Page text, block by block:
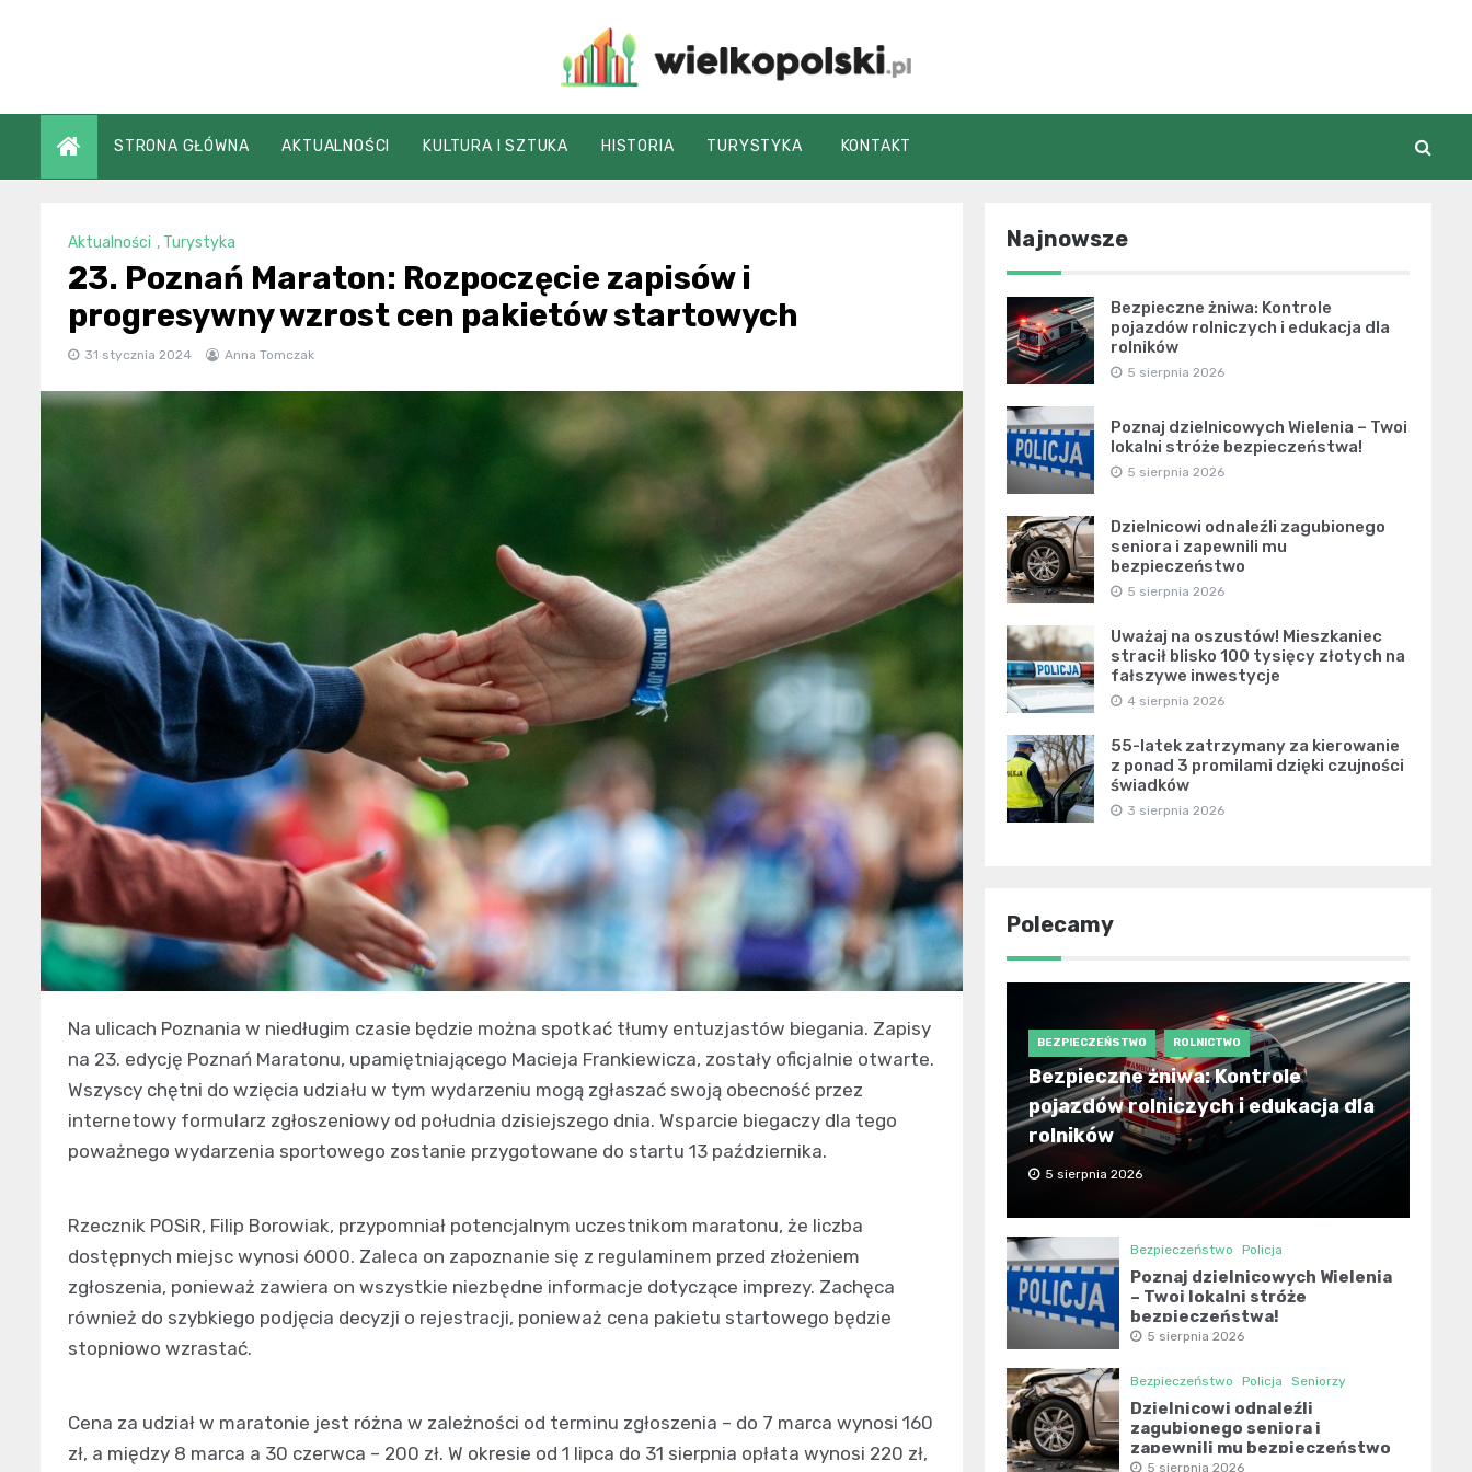
wielkopolski.pl
STRONA GŁÓWNA AKTUALNOŚCI KULTURA I SZTUKA HISTORIA TURYSTYKA KONTAKT
Aktualności , Turystyka
23. Poznań Maraton: Rozpoczęcie zapisów i
progresywny wzrost cen pakietów startowych
31 stycznia 2024 Anna Tomczak
Na ulicach Poznania w niedługim czasie będzie można spotkać tłumy entuzjastów biegania. Zapisy
na 23. edycję Poznań Maratonu, upamiętniającego Macieja Frankiewicza, zostały oficjalnie otwarte.
Wszyscy chętni do wzięcia udziału w tym wydarzeniu mogą zgłaszać swoją obecność przez
internetowy formularz zgłoszeniowy od południa dzisiejszego dnia. Wsparcie biegaczy dla tego
poważnego wydarzenia sportowego zostanie przygotowane do startu 13 października.
Rzecznik POSiR, Filip Borowiak, przypomniał potencjalnym uczestnikom maratonu, że liczba
dostępnych miejsc wynosi 6000. Zaleca on zapoznanie się z regulaminem przed złożeniem
zgłoszenia, ponieważ zawiera on wszystkie niezbędne informacje dotyczące imprezy. Zachęca
również do szybkiego podjęcia decyzji o rejestracji, ponieważ cena pakietu startowego będzie
stopniowo wzrastać.
Cena za udział w maratonie jest różna w zależności od terminu zgłoszenia – do 7 marca wynosi 160
zł, a między 8 marca a 30 czerwca – 200 zł. W okresie od 1 lipca do 31 sierpnia opłata wynosi 220 zł,
Najnowsze
Bezpieczne żniwa: Kontrole
pojazdów rolniczych i edukacja dla
rolników
5 sierpnia 2026
Poznaj dzielnicowych Wielenia – Twoi
lokalni stróże bezpieczeństwa!
5 sierpnia 2026
Dzielnicowi odnaleźli zagubionego
seniora i zapewnili mu
bezpieczeństwo
5 sierpnia 2026
Uważaj na oszustów! Mieszkaniec
stracił blisko 100 tysięcy złotych na
fałszywe inwestycje
4 sierpnia 2026
55-latek zatrzymany za kierowanie
z ponad 3 promilami dzięki czujności
świadków
3 sierpnia 2026
Polecamy
BEZPIECZEŃSTWO ROLNICTWO
Bezpieczne żniwa: Kontrole
pojazdów rolniczych i edukacja dla
rolników
5 sierpnia 2026
Bezpieczeństwo Policja
Poznaj dzielnicowych Wielenia
– Twoi lokalni stróże
bezpieczeństwa!
5 sierpnia 2026
Bezpieczeństwo Policja Seniorzy
Dzielnicowi odnaleźli
zagubionego seniora i
zapewnili mu bezpieczeństwo
5 sierpnia 2026